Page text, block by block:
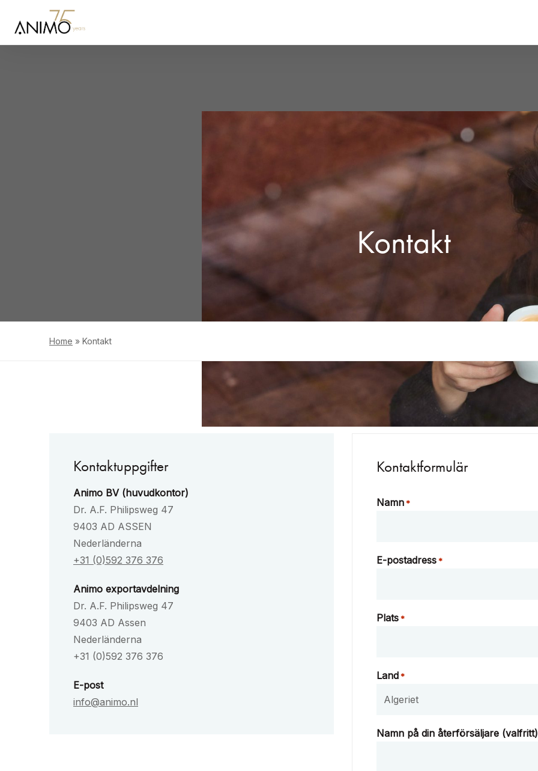
Kontakt
Home » Kontakt
Kontaktuppgifter
Animo BV (huvudkontor)
Dr. A.F. Philipsweg 47
9403 AD ASSEN
Nederländerna
+31 (0)592 376 376
Animo exportavdelning
Dr. A.F. Philipsweg 47
9403 AD Assen
Nederländerna
+31 (0)592 376 376
E-post
info@animo.nl
Kontaktformulär
Namn *
E-postadress *
Plats *
Land *
Namn på din återförsäljare (valfritt)